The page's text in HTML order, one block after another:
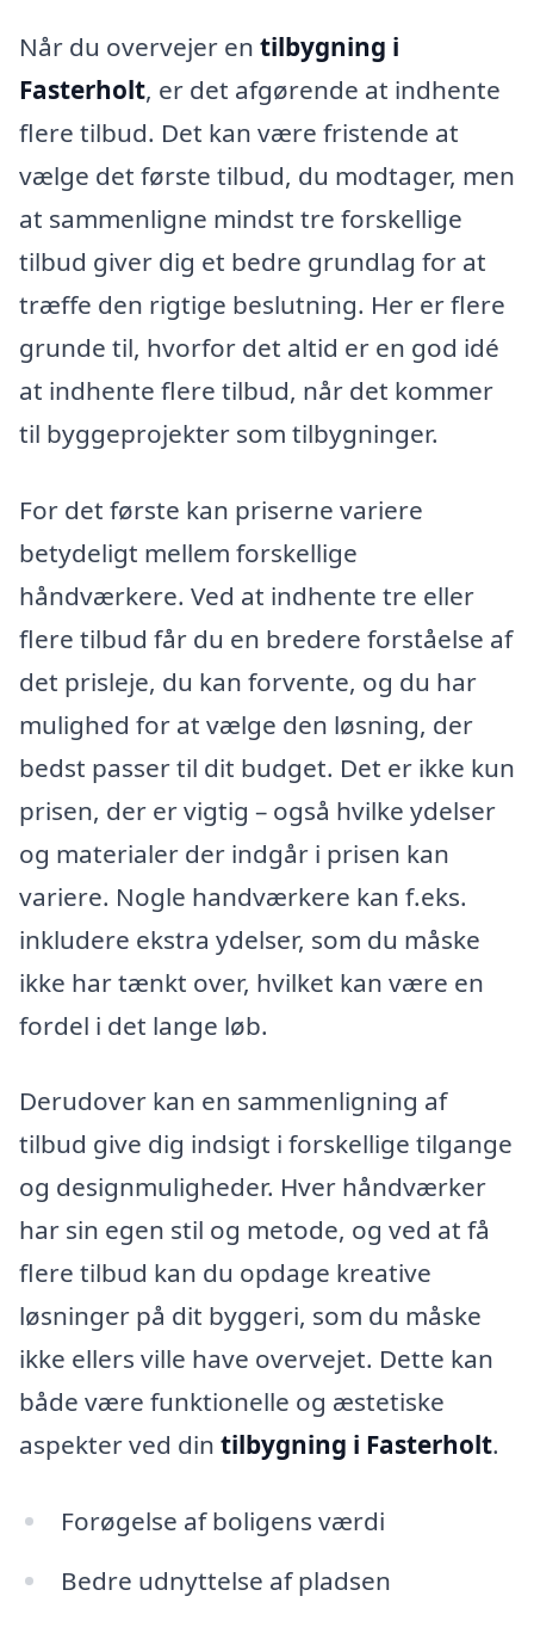
Når du overvejer en tilbygning i
Fasterholt, er det afgørende at indhente
flere tilbud. Det kan være fristende at
vælge det første tilbud, du modtager, men
at sammenligne mindst tre forskellige
tilbud giver dig et bedre grundlag for at
træffe den rigtige beslutning. Her er flere
grunde til, hvorfor det altid er en god idé
at indhente flere tilbud, når det kommer
til byggeprojekter som tilbygninger.
For det første kan priserne variere
betydeligt mellem forskellige
håndværkere. Ved at indhente tre eller
flere tilbud får du en bredere forståelse af
det prisleje, du kan forvente, og du har
mulighed for at vælge den løsning, der
bedst passer til dit budget. Det er ikke kun
prisen, der er vigtig – også hvilke ydelser
og materialer der indgår i prisen kan
variere. Nogle handværkere kan f.eks.
inkludere ekstra ydelser, som du måske
ikke har tænkt over, hvilket kan være en
fordel i det lange løb.
Derudover kan en sammenligning af
tilbud give dig indsigt i forskellige tilgange
og designmuligheder. Hver håndværker
har sin egen stil og metode, og ved at få
flere tilbud kan du opdage kreative
løsninger på dit byggeri, som du måske
ikke ellers ville have overvejet. Dette kan
både være funktionelle og æstetiske
aspekter ved din tilbygning i Fasterholt.
Forøgelse af boligens værdi
Bedre udnyttelse af pladsen